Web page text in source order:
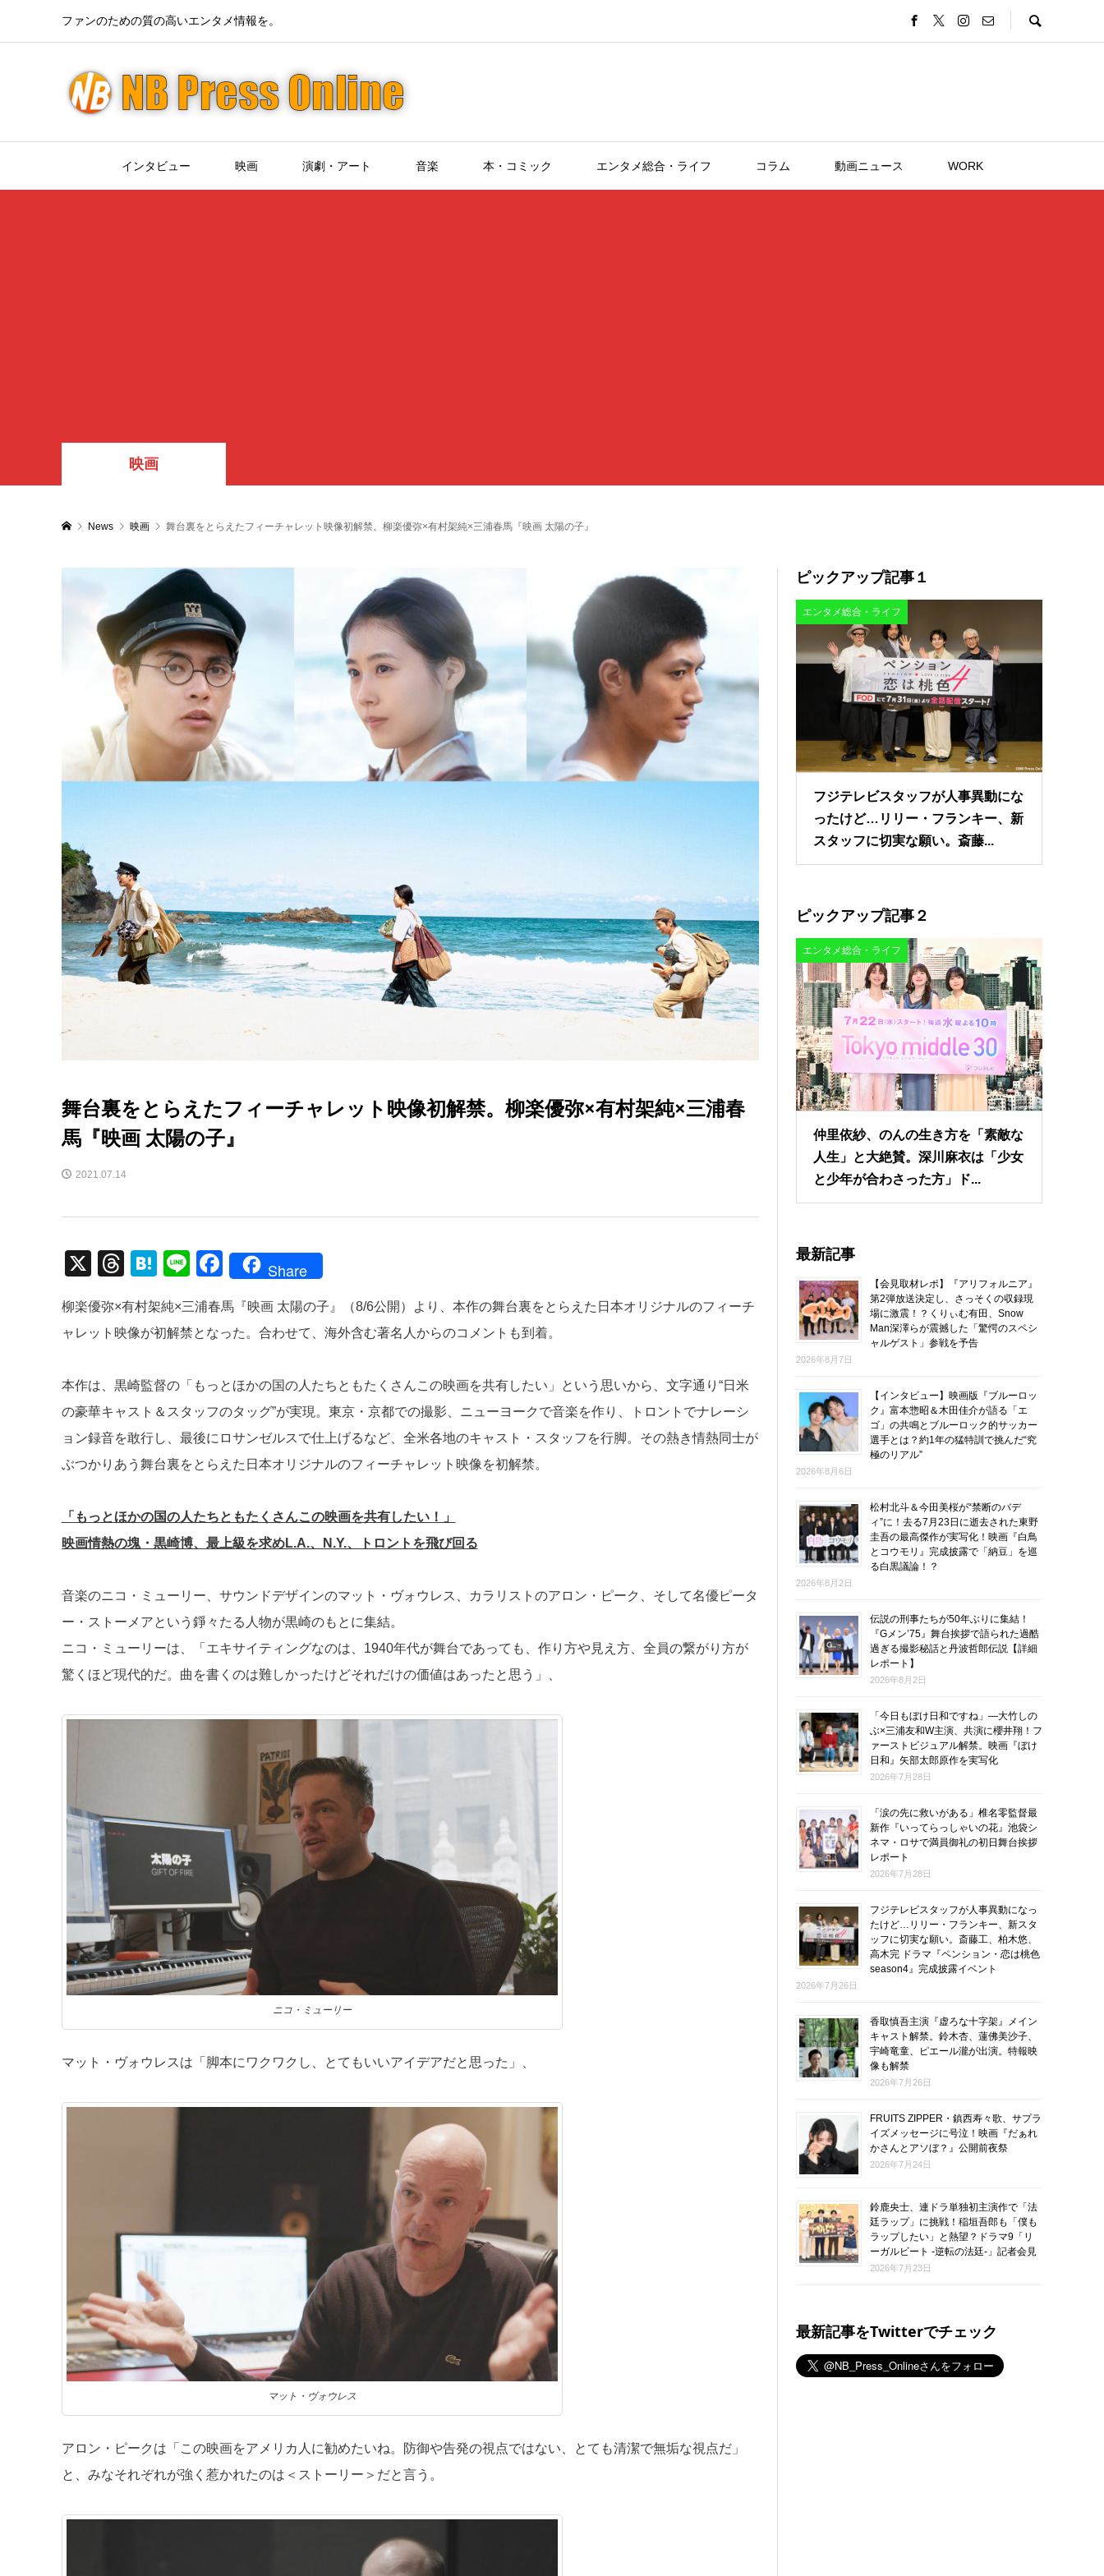
ファンのための質の高いエンタメ情報を。
インタビュー 映画 演劇・アート 音楽 本・コミック エンタメ総合・ライフ コラム 動画ニュース WORK
映画
News 映画 舞台裏をとらえたフィーチャレット映像初解禁。柳楽優弥×有村架純×三浦春馬『映画 太陽の子』
舞台裏をとらえたフィーチャレット映像初解禁。柳楽優弥×有村架純×三浦春
馬『映画 太陽の子』
2021.07.14
X
T
e
a
s
H
e
n
Li
e
F
c
e
o
o
k
Share
柳楽優弥×有村架純×三浦春馬『映画 太陽の子』（8/6公開）より、本作の舞台裏をとらえた日本オリジナルのフィーチ
ャレット映像が初解禁となった。合わせて、海外含む著名人からのコメントも到着。
本作は、黒崎監督の「もっとほかの国の人たちともたくさんこの映画を共有したい」という思いから、文字通り“日米
の豪華キャスト＆スタッフのタッグ”が実現。東京・京都での撮影、ニューヨークで音楽を作り、トロントでナレーシ
ョン録音を敢行し、最後にロサンゼルスで仕上げるなど、全米各地のキャスト・スタッフを行脚。その熱き情熱同士が
ぶつかりあう舞台裏をとらえた日本オリジナルのフィーチャレット映像を初解禁。
「もっとほかの国の人たちともたくさんこの映画を共有したい！」
映画情熱の塊・黒崎博、最上級を求めL.A.、N.Y.、トロントを飛び回る
音楽のニコ・ミューリー、サウンドデザインのマット・ヴォウレス、カラリストのアロン・ピーク、そして名優ピータ
ー・ストーメアという錚々たる人物が黒崎のもとに集結。
ニコ・ミューリーは、「エキサイティングなのは、1940年代が舞台であっても、作り方や見え方、全員の繋がり方が
驚くほど現代的だ。曲を書くのは難しかったけどそれだけの価値はあったと思う」、
ニコ・ミューリー
マット・ヴォウレスは「脚本にワクワクし、とてもいいアイデアだと思った」、
マット・ヴォウレス
アロン・ピークは「この映画をアメリカ人に勧めたいね。防御や告発の視点ではない、とても清潔で無垢な視点だ」
と、みなそれぞれが強く惹かれたのは＜ストーリー＞だと言う。
ピックアップ記事１
エンタメ総合・ライフ
フジテレビスタッフが人事異動にな
ったけど…リリー・フランキー、新
スタッフに切実な願い。斎藤...
ピックアップ記事２
エンタメ総合・ライフ
仲里依紗、のんの生き方を「素敵な
人生」と大絶賛。深川麻衣は「少女
と少年が合わさった方」ド...
最新記事
【会見取材レポ】『アリフォルニア』
第2弾放送決定し、さっそくの収録現
場に激震！？くりぃむ有田、Snow
Man深澤らが震撼した「驚愕のスペシ
ャルゲスト」参戦を予告
2026年8月7日
【インタビュー】映画版『ブルーロッ
ク』富本惣昭＆木田佳介が語る「エ
ゴ」の共鳴とブルーロック的サッカー
選手とは？約1年の猛特訓で挑んだ“究
極のリアル”
2026年8月6日
松村北斗＆今田美桜が“禁断のバデ
ィ”に！去る7月23日に逝去された東野
圭吾の最高傑作が実写化！映画『白鳥
とコウモリ』完成披露で「納豆」を巡
る白黒議論！？
2026年8月2日
伝説の刑事たちが50年ぶりに集結！
『Gメン’75』舞台挨拶で語られた過酷
過ぎる撮影秘話と丹波哲郎伝説【詳細
レポート】
2026年8月2日
「今日もぼけ日和ですね」―大竹しの
ぶ×三浦友和W主演、共演に櫻井翔！フ
ァーストビジュアル解禁。映画『ぼけ
日和』矢部太郎原作を実写化
2026年7月28日
「涙の先に救いがある」椎名零監督最
新作『いってらっしゃいの花』池袋シ
ネマ・ロサで満員御礼の初日舞台挨拶
レポート
2026年7月28日
フジテレビスタッフが人事異動になっ
たけど…リリー・フランキー、新スタ
ッフに切実な願い。斎藤工、柏木悠、
高木完 ドラマ『ペンション・恋は桃色
season4』完成披露イベント
2026年7月26日
香取慎吾主演『虚ろな十字架』メイン
キャスト解禁。鈴木杏、蓮佛美沙子、
宇崎竜童、ピエール瀧が出演。特報映
像も解禁
2026年7月26日
FRUITS ZIPPER・鎮西寿々歌、サプラ
イズメッセージに号泣！映画『だぁれ
かさんとアソぼ？』公開前夜祭
2026年7月24日
鈴鹿央士、連ドラ単独初主演作で「法
廷ラップ」に挑戦！稲垣吾郎も「僕も
ラップしたい」と熱望？ドラマ9「リ
ーガルビート -逆転の法廷-」記者会見
2026年7月23日
最新記事をTwitterでチェック